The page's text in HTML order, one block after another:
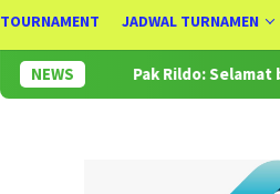
TOURNAMENT JADWAL TURNAMEN
NEWSPak Rildo: Selamat buat